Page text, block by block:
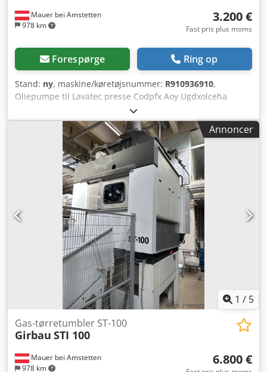
Mauer bei Amstetten
978 km
3.200 €
Fast pris plus moms
Forespørge Ring op
Stand: ny, maskine/køretøjsnummer: R910936910,
Oliepumpe til Lavatec presse Codpfx Aoy Ugdxolceha
Annoncer
1 / 5
Mauer bei Amstetten
978 km
Gas-tørretumbler ST-100
Girbau STI 100
6.800 €